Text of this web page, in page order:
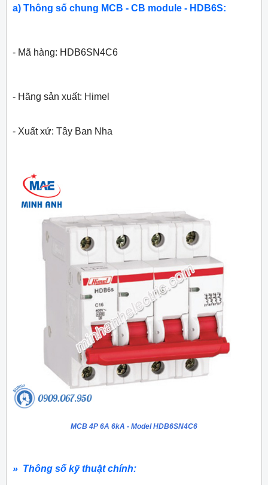
a) Thông số chung MCB - CB module - HDB6S:
- Mã hàng: HDB6SN4C6
- Hãng sản xuất: Himel
- Xuất xứ: Tây Ban Nha
MCB 4P 6A 6kA - Model HDB6SN4C6
» Thông số kỹ thuật chính: